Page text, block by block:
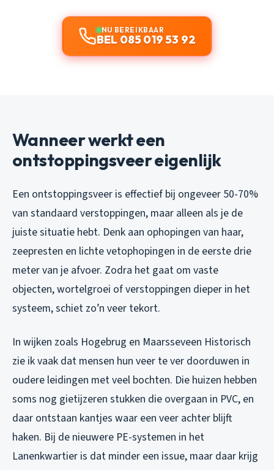
NU BEREIKBAAR
BEL 085 019 53 92
Wanneer werkt een
ontstoppingsveer eigenlijk
Een ontstoppingsveer is effectief bij ongeveer 50-70%
van standaard verstoppingen, maar alleen als je de
juiste situatie hebt. Denk aan ophopingen van haar,
zeepresten en lichte vetophopingen in de eerste drie
meter van je afvoer. Zodra het gaat om vaste
objecten, wortelgroei of verstoppingen dieper in het
systeem, schiet zo’n veer tekort.
In wijken zoals Hogebrug en Maarsseveen Historisch
zie ik vaak dat mensen hun veer te ver doorduwen in
oudere leidingen met veel bochten. Die huizen hebben
soms nog gietijzeren stukken die overgaan in PVC, en
daar ontstaan kantjes waar een veer achter blijft
haken. Bij de nieuwere PE-systemen in het
Lanenkwartier is dat minder een issue, maar daar krijg